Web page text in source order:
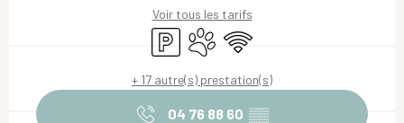
Voir tous les tarifs
ParkingAnimaux acceptés
WiFi
+ 17 autre(s) prestation(s)
04 76 88 60 ▒▒